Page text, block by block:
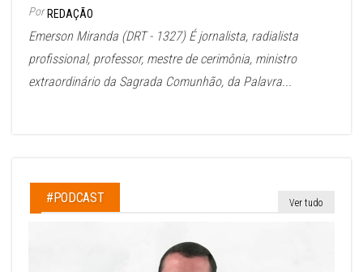
Por REDAÇÃO
Emerson Miranda (DRT - 1327) É jornalista, radialista
profissional, professor, mestre de cerimônia, ministro
extraordinário da Sagrada Comunhão, da Palavra...
#PODCAST Ver tudo